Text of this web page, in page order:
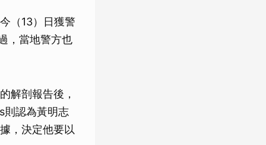
（13）日獲警
，當地警方也
解剖報告後，
則認為黃明志
，決定他要以